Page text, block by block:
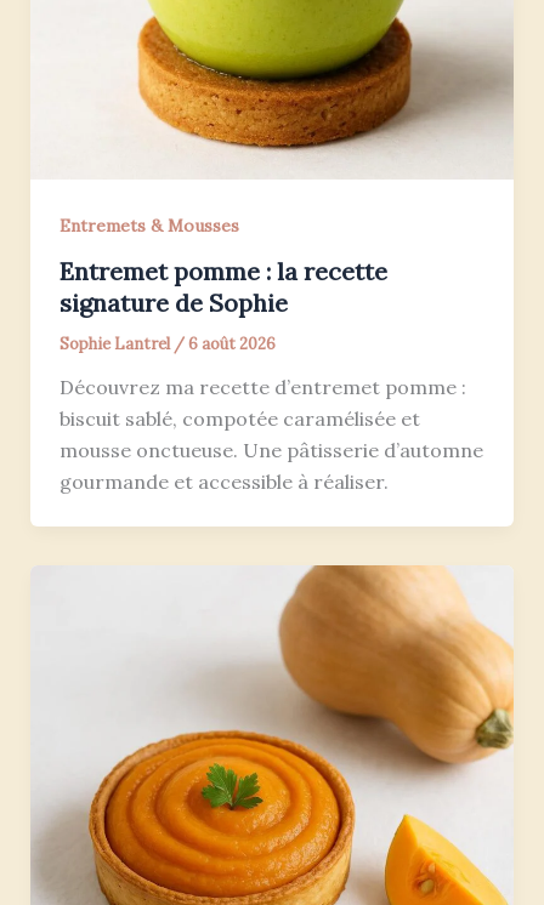
Entremets & Mousses
Entremet pomme : la recette
signature de Sophie
Sophie Lantrel /6 août 2026
Découvrez ma recette d’entremet pomme :
biscuit sablé, compotée caramélisée et
mousse onctueuse. Une pâtisserie d’automne
gourmande et accessible à réaliser.